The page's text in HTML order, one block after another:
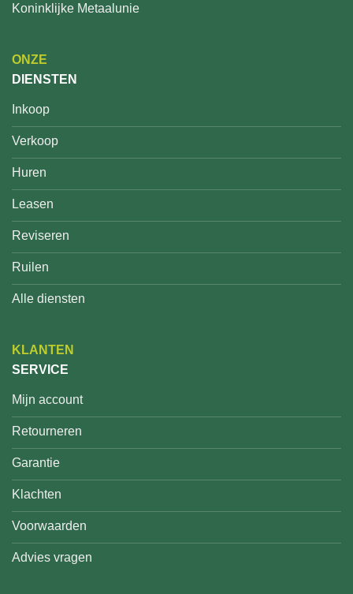
Koninklijke Metaalunie
ONZE
DIENSTEN
Inkoop
Verkoop
Huren
Leasen
Reviseren
Ruilen
Alle diensten
KLANTEN
SERVICE
Mijn account
Retourneren
Garantie
Klachten
Voorwaarden
Advies vragen